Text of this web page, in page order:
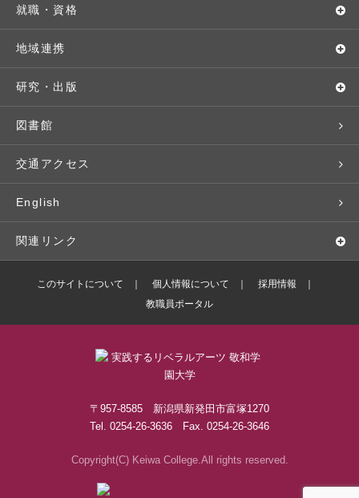
キャンパス・施設設備
交通アクセス
基本情報・情報公開
広報・公聴
Webオープンキャンパス
個別相談（来学・オンライン）
特待生（入学者向け）
パンフレット・資料請求
入学予定者の皆さま
地域実践
留学プログラム
語学プログラム
教職課程
教員紹介
学修支援の体制
キャンパスライフ
年間スケジュール
クラブ・サークル
大学周辺マップ
学生寮
学生支援制度
奨学金・特待生（在学生向け）
就職・資格
就職・進路サポート
資格取得
公務員試験対策
就職実績
社会で活躍する卒業生
地域連携
地域との連携
生涯学習
科目等履修生
社会人・シニア入学
施設・設備の貸し出し
研究・出版
研究者・研究分野
人文社会科学研究所
情報メディア研究所
研究論文
出版物
図書館
交通アクセス
English
関連リンク
バドミントン部ブログ
敬和学園高等学校
このサイトについて 個人情報について
採用情報
教職員ポータル
〒957-8585 新潟県新発田市富塚1270
Tel. 0254-26-3636 Fax. 0254-26-3646
Copyright(C) Keiwa College.All rights reserved.